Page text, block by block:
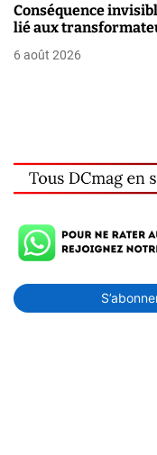
Conséquence
lié aux
6 août 2026